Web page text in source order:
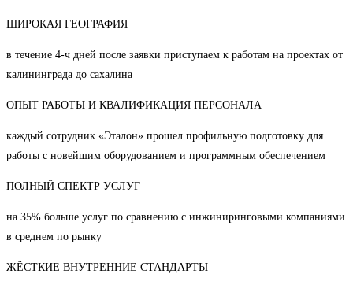
ШИРОКАЯ ГЕОГРАФИЯ
в течение 4-ч дней после заявки приступаем к работам на проектах от
калининграда до сахалина
ОПЫТ РАБОТЫ И КВАЛИФИКАЦИЯ ПЕРСОНАЛА
каждый сотрудник «Эталон» прошел профильную подготовку для
работы с новейшим оборудованием и программным обеспечением
ПОЛНЫЙ СПЕКТР УСЛУГ
на 35% больше услуг по сравнению с инжиниринговыми компаниями
в среднем по рынку
ЖЁСТКИЕ ВНУТРЕННИЕ СТАНДАРТЫ